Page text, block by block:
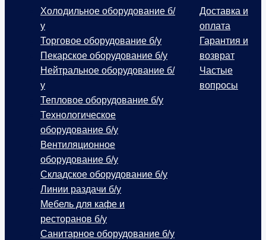
Холодильное оборудование б/
у
Торговое оборудование б/у
Пекарское оборудование б/у
Нейтральное оборудование б/
у
Тепловое оборудование б/у
Технологическое
оборудование б/у
Вентиляционное
оборудование б/у
Складское оборудование б/у
Линии раздачи б/у
Мебель для кафе и
ресторанов б/у
Санитарное оборудование б/у
Доставка и
оплата
Гарантия и
возврат
Частые
вопросы